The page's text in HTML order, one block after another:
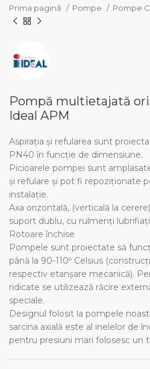
Prima pagină Pompe Pompe
Pompă multietajată
Ideal APM
Aspirația și refularea sunt
PN40 în funcție de dimensiune.
Picioarele pompei sunt
și refulare și pot fi repoziționate
instalație.
Axa orizontală, (verticală la
suport dublu, cu rulmenți
Rotoare închise
Pompele sunt proiectate să
până la 90-110º Celsius
respectiv etanșare mecanică).
ridicate se utilizează răcire
speciale.
Designul folosit la pompele
sarcina axială este al inelelor de
pentru presiuni mari folosesc un